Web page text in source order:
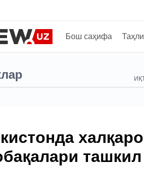
Бош саҳифа